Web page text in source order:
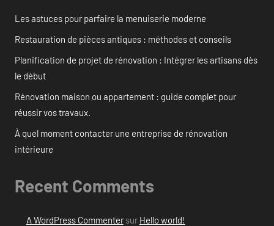
Les astuces pour parfaire la menuiserie moderne
Restauration de pièces antiques : méthodes et conseils
Planification de projet de rénovation : Intégrer les artisans dès
le début
Rénovation maison ou appartement : guide complet pour
réussir vos travaux.
À quel moment contacter une entreprise de rénovation
intérieure
Recent Comments
A WordPress Commentersur Hello world!